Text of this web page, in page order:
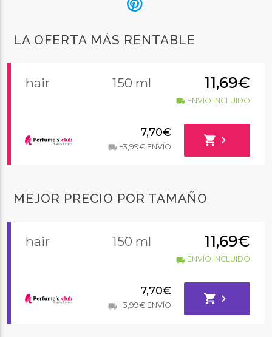
LA OFERTA MÁS RENTABLE
hair 150 ml 11,69€
local_shippingENVÍO INCLUIDO
7,70€
local_shipping+3,99€ ENVÍO shopping_cart chevron_right
MEJOR PRECIO POR TAMAÑO
hair 150 ml 11,69€
local_shippingENVÍO INCLUIDO
7,70€
local_shipping+3,99€ ENVÍO shopping_cart chevron_right